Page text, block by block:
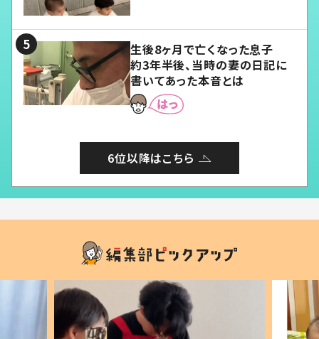
生後8ヶ月で亡くなった息子
約3年半後、当時の妻の日記に
書いてあった本音とは
6位以降はこちら